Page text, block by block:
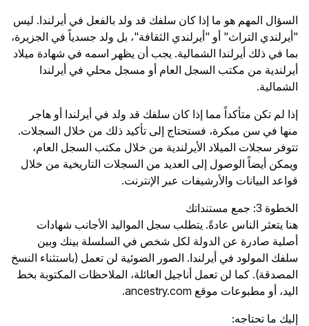
السؤال المهم هو ما إذا كان سلفك قد ولد بالفعل في أيرلندا. ليس
"أيرلندي التراث" أو "أيرلندي الثقافة"، بل ولد جسدياً في الجزيرة،
بما في ذلك أيرلندا الشمالية. يجب أن يظهر اسمه في شهادة ميلاد
أيرلندية من مكتب السجل العام أو مسجل محلي في أيرلندا
الشمالية.
إذا لم تكن متأكداً مما إذا كان سلفك قد ولد في أيرلندا أو هاجر
منها في سن مبكرة، فستحتاج إلى تأكيد ذلك من خلال السجلات.
تتوفر سجلات الميلاد الأيرلندية من خلال مكتب السجل العام،
ويمكن أيضاً الوصول إلى العديد من السجلات التاريخية من خلال
قواعد البيانات والأرشيفات عبر الإنترنت.
الخطوة 3: جمع مستنداتك
هنا يتعثر الناس عادةً. يتطلب سجل المواليد الأجانب شهادات
أصلية صادرة عن الدولة لكل شخص في السلسلة بينك وبين
سلفك المولود في أيرلندا. الصور الضوئية لن تعمل (باستثناء النسخ
المصدقة). كما لن تعمل أناجيل العائلة، الملاحظات المكتوبة بخط
اليد، أو مطبوعات موقع ancestry.com.
إليك ما تحتاجه: